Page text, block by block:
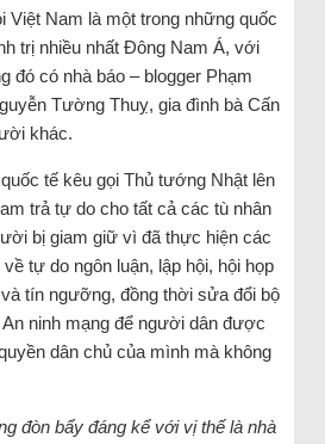
Việt Nam là một trong những quốc
trị nhiều nhất Đông Nam Á, với
đó có nhà báo – blogger Phạm
Tường Thuỵ, gia đình bà Cấn
khác.
tế kêu gọi Thủ tướng Nhật lên
trả tự do cho tất cả các tù nhân
bị giam giữ vì đã thực hiện các
tự do ngôn luận, lập hội, hội họp
tín ngưỡng, đồng thời sửa đổi bộ
ninh mạng để người dân được
dân chủ của mình mà không
đòn bẩy đáng kể với vị thế là nhà